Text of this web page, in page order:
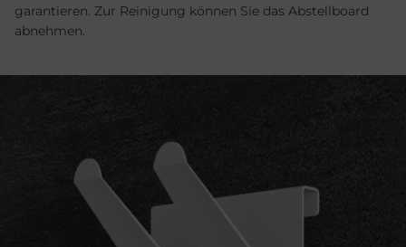
garantieren. Zur Reinigung können Sie das Abstellboard
abnehmen.